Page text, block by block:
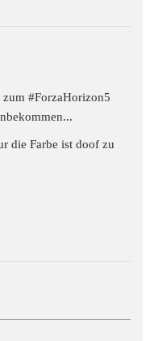
zum#ForzaHorizon5
die Farbe ist doof zu